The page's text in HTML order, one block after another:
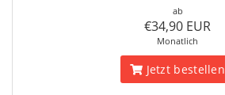
ab
€34,90 EUR
Monatlich
Jetzt bestellen